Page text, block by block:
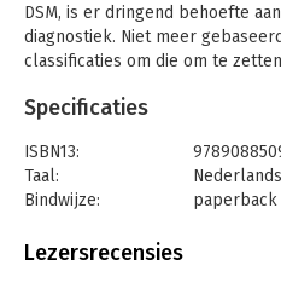
DSM, is er dringend behoefte
diagnostiek. Niet meer
classificaties om die om te
heeft bijgedragen aan het zijn
of jongere: dat is het doel van dit
zodanig opgesteld, maar in
een grondig diagnostisch
ontwikkeling bevat een
Specificaties
ISBN13:
Taal:
Nederlands
Bindwijze:
paperback
Uitgever:
Lezersrecensies